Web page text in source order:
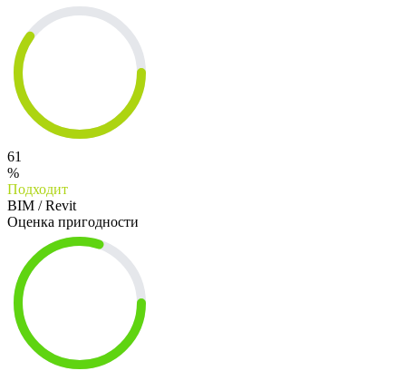
61
%
Подходит
BIM / Revit
Оценка пригодности